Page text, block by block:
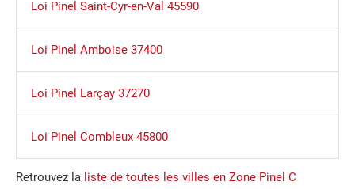
Loi Pinel Saint-Cyr-en-Val 45590
Loi Pinel Amboise 37400
Loi Pinel Larçay 37270
Loi Pinel Combleux 45800
Retrouvez la liste de toutes les villes en Zone Pinel C